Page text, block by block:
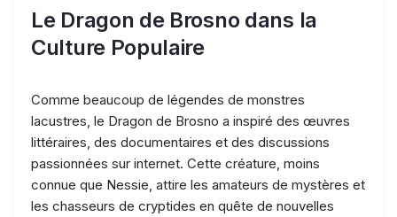
Le Dragon de Brosno dans la
Culture Populaire
Comme beaucoup de légendes de monstres
lacustres, le Dragon de Brosno a inspiré des œuvres
littéraires, des documentaires et des discussions
passionnées sur internet. Cette créature, moins
connue que Nessie, attire les amateurs de mystères et
les chasseurs de cryptides en quête de nouvelles